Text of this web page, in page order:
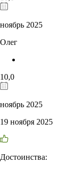
ноябрь 2025
Олег
10,0
ноябрь 2025
19 ноября 2025
Достоинства: